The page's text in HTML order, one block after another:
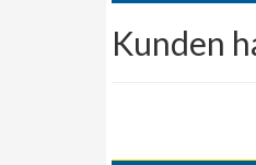
Kunden